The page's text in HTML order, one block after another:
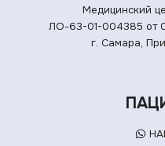
Медицинский
ЛО-63-01-004385 от
г. Самара,